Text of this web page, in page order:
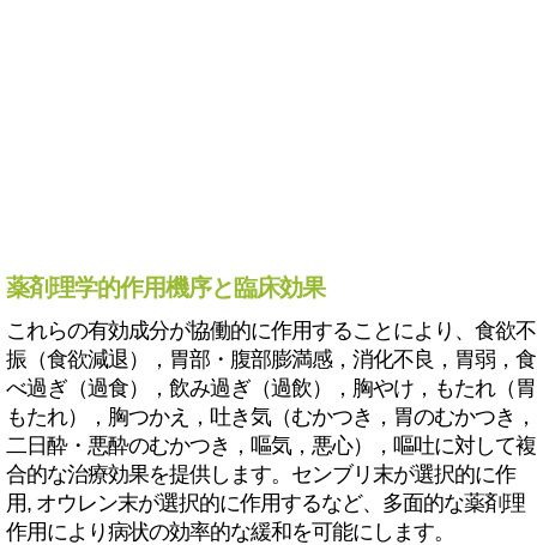
薬剤理学的作用機序と臨床効果
これらの有効成分が協働的に作用することにより、食欲不
振（食欲減退），胃部・腹部膨満感，消化不良，胃弱，食
べ過ぎ（過食），飲み過ぎ（過飲），胸やけ，もたれ（胃
もたれ），胸つかえ，吐き気（むかつき，胃のむかつき，
二日酔・悪酔のむかつき，嘔気，悪心），嘔吐に対して複
合的な治療効果を提供します。センブリ末が選択的に作
用, オウレン末が選択的に作用するなど、多面的な薬剤理
作用により病状の効率的な緩和を可能にします。